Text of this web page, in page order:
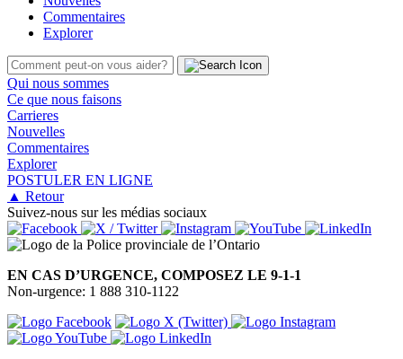
Commentaires
Explorer
Qui nous sommes
Ce que nous faisons
Carrieres
Nouvelles
Commentaires
Explorer
POSTULER EN LIGNE
▲ Retour
Suivez-nous sur les médias sociaux
EN CAS D’URGENCE, COMPOSEZ LE 9-1-1
Non-urgence: 1 888 310-1122